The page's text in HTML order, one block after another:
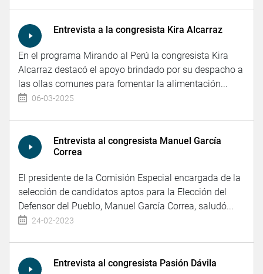
Entrevista a la congresista Kira Alcarraz
En el programa Mirando al Perú la congresista Kira
Alcarraz destacó el apoyo brindado por su despacho a
las ollas comunes para fomentar la alimentación...
06-03-2025
Entrevista al congresista Manuel García
Correa
El presidente de la Comisión Especial encargada de la
selección de candidatos aptos para la Elección del
Defensor del Pueblo, Manuel García Correa, saludó...
24-02-2023
Entrevista al congresista Pasión Dávila